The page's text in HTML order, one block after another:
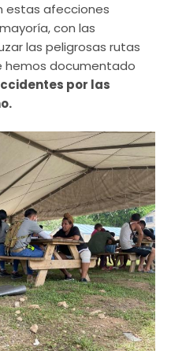
estas afecciones
con las
las peligrosas rutas
hemos documentado
por las